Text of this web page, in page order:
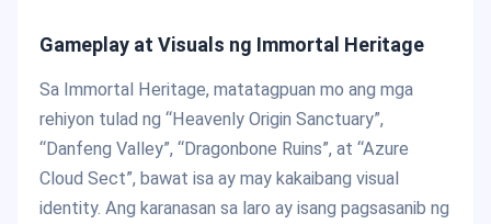
Gameplay at Visuals ng Immortal Heritage
Sa Immortal Heritage, matatagpuan mo ang mga
rehiyon tulad ng “Heavenly Origin Sanctuary”,
“Danfeng Valley”, “Dragonbone Ruins”, at “Azure
Cloud Sect”, bawat isa ay may kakaibang visual
identity. Ang karanasan sa laro ay isang pagsasanib ng